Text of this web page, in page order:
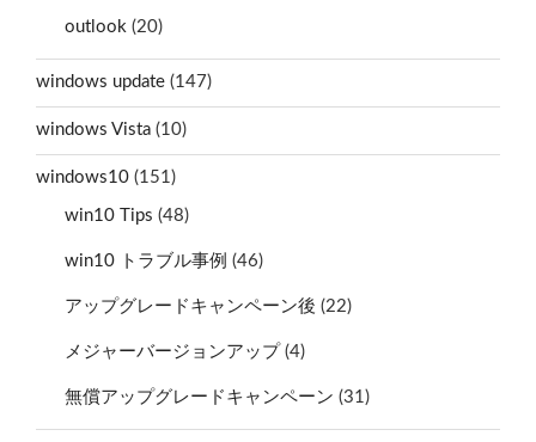
outlook (20)
windows update (147)
windows Vista (10)
windows10 (151)
win10 Tips (48)
win10 トラブル事例 (46)
アップグレードキャンペーン後 (22)
メジャーバージョンアップ (4)
無償アップグレードキャンペーン (31)